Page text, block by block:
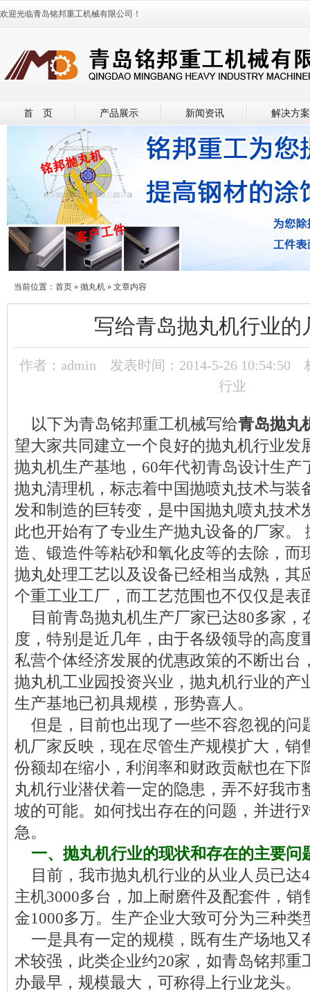
欢迎光临青岛铭邦重工机械有限公司！
首 页 产品展示 新闻资讯 解决方案
当前位置： 首页 » 抛丸机 » 文章内容
写给青岛抛丸机行业的
作者：admin 发表时间：2014-5-26 10:54:50
行业
以下为青岛铭邦重工机械写给青岛抛丸
望大家共同建立一个良好的抛丸机行业发
抛丸机生产基地，60年代初青岛设计生产
抛丸清理机，标志着中国抛喷丸技术与装
发和制造的巨转变，是中国抛丸喷丸技术
此也开始有了专业生产抛丸设备的厂家。
造、锻造件等粘砂和氧化皮等的去除，而
抛丸处理工艺以及设备已经相当成熟，其
个重工业工厂，而工艺范围也不仅仅是表
目前青岛抛丸机生产厂家已达80多家，
度，特别是近几年，由于各级领导的高度
私营个体经济发展的优惠政策的不断出台
抛丸机工业园投资兴业，抛丸机行业的产
生产基地已初具规模，形势喜人。
但是，目前也出现了一些不容忽视的问
机厂家反映，现在尽管生产规模扩大，销
份额却在缩小，利润率和财政贡献也在下
丸机行业潜伏着一定的隐患，弄不好我市
坡的可能。如何找出存在的问题，并进行
急。
一、抛丸机行业的现状和存在的主要问
目前，我市抛丸机行业的从业人员已达
主机3000多台，加上耐磨件及配套件，
金1000多万。生产企业大致可分为三种类
一是具有一定的规模，既有生产场地又
术较强，此类企业约20家，如青岛铭邦重
办最早，规模最大，可称得上行业龙头。